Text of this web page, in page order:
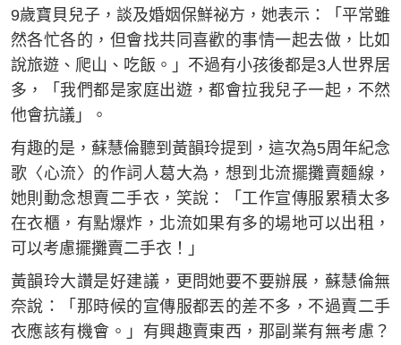
9歲寶貝兒子，談及婚姻保鮮祕方，她表示：「平常雖
然各忙各的，但會找共同喜歡的事情一起去做，比如
說旅遊、爬山、吃飯。」不過有小孩後都是3人世界居
多，「我們都是家庭出遊，都會拉我兒子一起，不然
他會抗議」。
有趣的是，蘇慧倫聽到黃韻玲提到，這次為5周年紀念
歌〈心流〉的作詞人葛大為，想到北流擺攤賣麵線，
她則動念想賣二手衣，笑說：「工作宣傳服累積太多
在衣櫃，有點爆炸，北流如果有多的場地可以出租，
可以考慮擺攤賣二手衣！」
黃韻玲大讚是好建議，更問她要不要辦展，蘇慧倫無
奈說：「那時候的宣傳服都丟的差不多，不過賣二手
衣應該有機會。」有興趣賣東西，那副業有無考慮？